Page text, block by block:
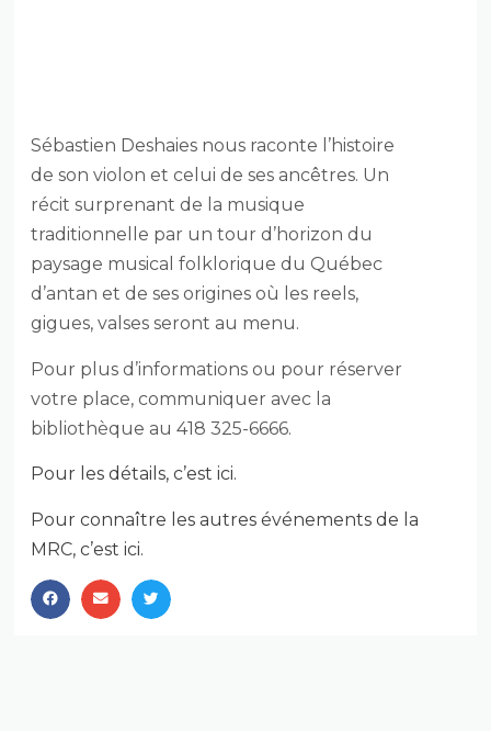
Sébastien Deshaies nous raconte l’histoire
de son violon et celui de ses ancêtres. Un
récit surprenant de la musique
traditionnelle par un tour d’horizon du
paysage musical folklorique du Québec
d’antan et de ses origines où les reels,
gigues, valses seront au menu.
Pour plus d’informations ou pour réserver
votre place, communiquer avec la
bibliothèque au 418 325-6666.
Pour les détails, c’est ici.
Pour connaître les autres événements de la
MRC, c’est ici.